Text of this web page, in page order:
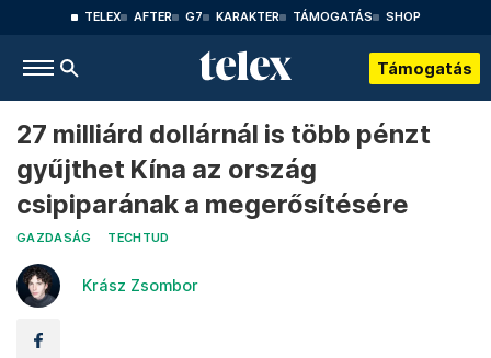
TELEX AFTER G7 KARAKTER TÁMOGATÁS SHOP
Támogatás
27 milliárd dollárnál is több pénzt
gyűjthet Kína az ország
csipiparának a megerősítésére
GAZDASÁG TECHTUD
Krász Zsombor